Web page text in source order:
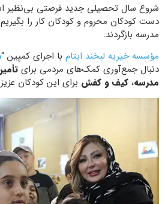
شروع سال تحصیلی جدید فرصتی بی‌نظیر
دست کودکان محروم و کودکان کار را
مدرسه بازگردند.
مؤسسه خیریه لبخند ایتام با اجرای کمپین “
دنبال جمع‌آوری کمک‌های مردمی برای
مدرسه، کیف و کفش برای این کودکان